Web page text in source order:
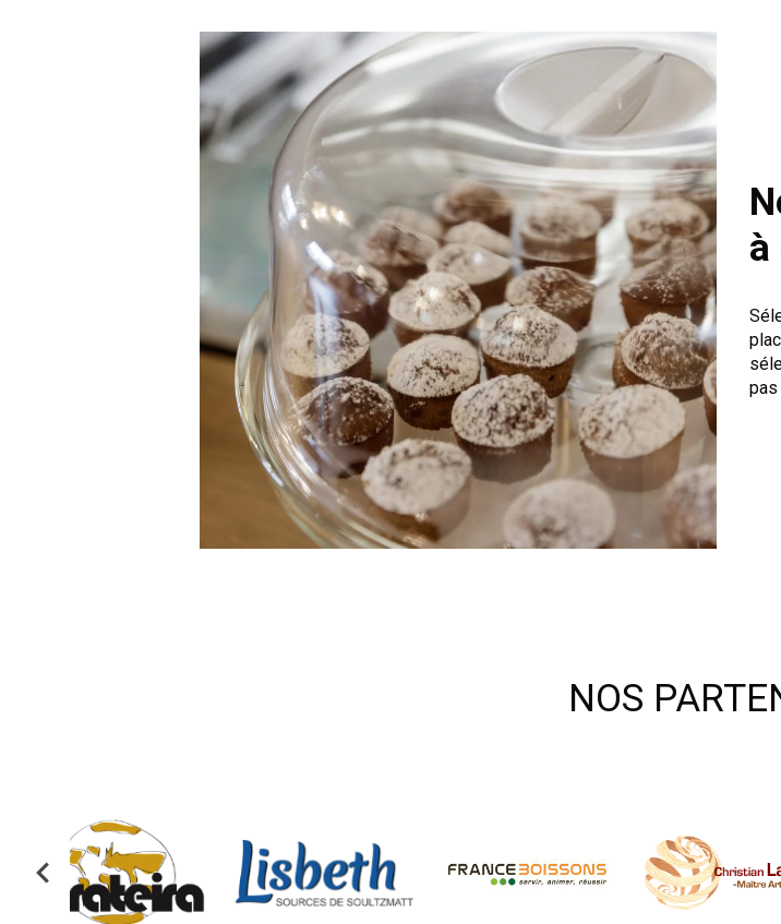
à
pas
NOS